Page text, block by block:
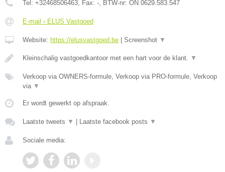
Tel: +32468506463, Fax: -, BTW-nr: ON 0629.583.547
E-mail › ELUS Vastgoed
Website: https://elusvastgoed.be Screenshot ▼
Kleinschalig vastgoedkantoor met een hart voor de klant. ▼
Verkoop via OWNERS-formule, Verkoop via PRO-formule, Verkoop
via ▼
Er wordt gewerkt op afspraak.
Laatste tweets ▼ Laatste facebook posts ▼
Sociale media: